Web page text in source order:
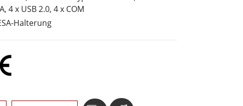
Edelstahlqualität
4 x USB 2.0, 4 x COM
Halterung